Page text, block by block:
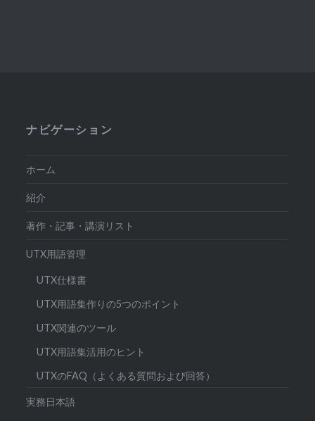
ナビゲーション
ホーム
紹介
著作・記事・講演リスト
UTX用語管理
UTX仕様書
UTX用語集作りの5つのポイント
UTX関連のツール
UTX用語集活用のヒント
UTXのFAQ（よくある質問および回答）
実務日本語